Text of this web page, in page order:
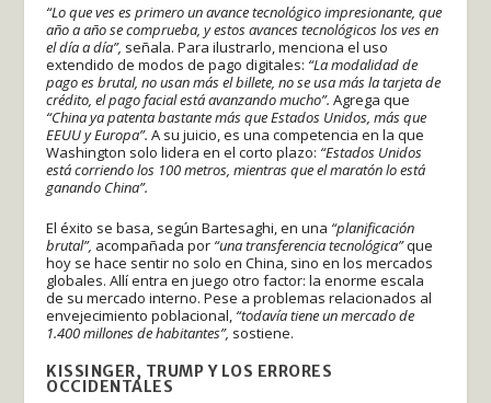
“Lo que ves es primero un avance tecnológico impresionante, que
año a año se comprueba, y estos avances tecnológicos los ves en
el día a día”, señala. Para ilustrarlo, menciona el uso
extendido de modos de pago digitales: “La modalidad de
pago es brutal, no usan más el billete, no se usa más la tarjeta de
crédito, el pago facial está avanzando mucho”. Agrega que
“China ya patenta bastante más que Estados Unidos, más que
EEUU y Europa”. A su juicio, es una competencia en la que
Washington solo lidera en el corto plazo: “Estados Unidos
está corriendo los 100 metros, mientras que el maratón lo está
ganando China”.
El éxito se basa, según Bartesaghi, en una “planificación
brutal”, acompañada por “una transferencia tecnológica”que
hoy se hace sentir no solo en China, sino en los mercados
globales. Allí entra en juego otro factor: la enorme escala
de su mercado interno. Pese a problemas relacionados al
envejecimiento poblacional, “todavía tiene un mercado de
1.400 millones de habitantes”, sostiene.
KISSINGER, TRUMP Y LOS ERRORES
OCCIDENTALES